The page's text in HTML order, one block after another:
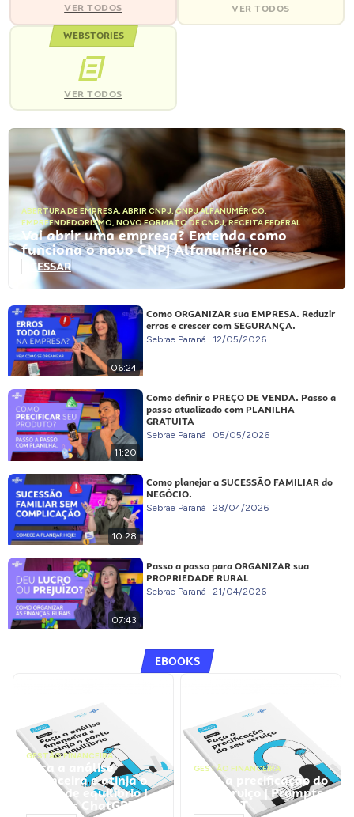
VER TODOS VER TODOS
WEBSTORIES
VER TODOS
ABERTURA DE EMPRESA, ABRIR CNPJ,CNPJ ALFANUMÉRICO,
EMPREENDEDORISMO, NOVO FORMATO DE CNPJ,RECEITA FEDERAL
Vai abrir uma empresa? Entenda como
funciona o novo CNPJ Alfanumérico
ACESSAR
06:24
Como ORGANIZAR sua EMPRESA. Reduzir
erros e crescer com SEGURANÇA.
Sebrae Paraná 12/05/2026
11:20
Como definir o PREÇO DE VENDA. Passo a
passo atualizado com PLANILHA
GRATUITA
Sebrae Paraná 05/05/2026
10:28
Como planejar a SUCESSÃO FAMILIAR do
NEGÓCIO.
Sebrae Paraná 28/04/2026
07:43
Passo a passo para ORGANIZAR sua
PROPRIEDADE RURAL
Sebrae Paraná 21/04/2026
EBOOKS
GESTÃO FINANCEIRA
Faça a análise
financeira e atinja o
ponto de equilíbrio |
Prompts ChatGPT
GESTÃO FINANCEIRA
Faça a precificação do
seu serviço | Prompts
ChatGPT